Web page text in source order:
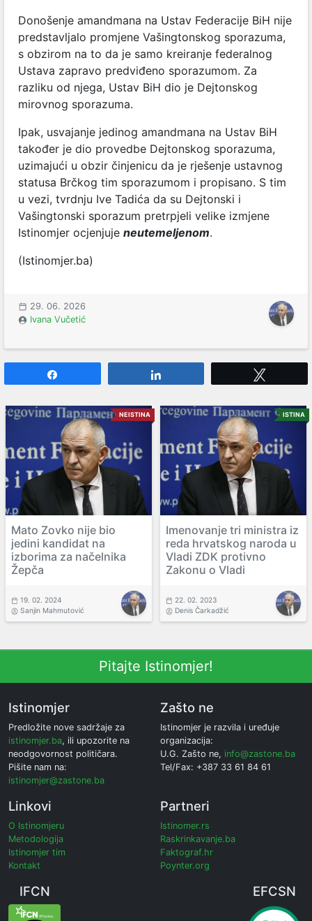
Donošenje amandmana na Ustav Federacije BiH nije
predstavljalo promjene Vašingtonskog sporazuma,
s obzirom na to da je samo kreiranje federalnog
Ustava zapravo predviđeno sporazumom. Za
razliku od njega, Ustav BiH dio je Dejtonskog
mirovnog sporazuma.
Ipak, usvajanje jedinog amandmana na Ustav BiH
također je dio provedbe Dejtonskog sporazuma,
uzimajući u obzir činjenicu da je rješenje ustavnog
statusa Brčkog tim sporazumom i propisano. S tim
u vezi, tvrdnju Ive Tadića da su Dejtonski i
Vašingtonski sporazum pretrpjeli velike izmjene
Istinomjer ocjenjuje neutemeljenom.
(Istinomjer.ba)
29. 06. 2026
Ivana Vučetić
NEISTINA
Mato Zovko nije bio
jedini kandidat na
izborima za načelnika
Žepča
19. 02. 2024
Sanjin Mahmutović
ISTINA
Imenovanje tri ministra iz
reda hrvatskog naroda u
Vladi ZDK protivno
Zakonu o Vladi
22. 02. 2023
Denis Čarkadžić
Pitajte Istinomjer!
Istinomjer
Predložite nove sadržaje za
istinomjer.ba, ili upozorite na
neodgovornost političara.
Pišite nam na:
istinomjer@zastone.ba
Zašto ne
Istinomjer je razvila i uređuje
organizacija:
U.G. Zašto ne, info@zastone.ba
Tel/Fax: +387 33 61 84 61
Linkovi
O Istinomjeru
Metodologija
Istinomjer tim
Kontakt
Partneri
Istinomer.rs
Raskrinkavanje.ba
Faktograf.hr
Poynter.org
IFCN EFCSN